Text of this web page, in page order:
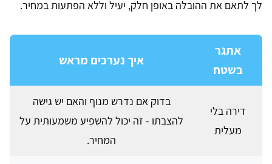
לך לתאם את ההובלה באופן חלק, יעיל וללא הפתעות במחיר.
אתגר
בשטח
איך נערכים מראש
דירה בלי
מעלית
בדוק אם נדרש מנוף והאם יש גישה
להצבתו - זה יכול להשפיע משמעותית על
המחיר.